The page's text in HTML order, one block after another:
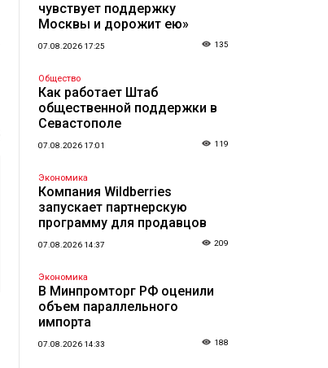
чувствует поддержку
Москвы и дорожит ею»
07.08.2026 17:25 135
Общество
Как работает Штаб
общественной поддержки в
Севастополе
07.08.2026 17:01 119
Экономика
Компания Wildberries
запускает партнерскую
программу для продавцов
07.08.2026 14:37 209
Экономика
В Минпромторг РФ оценили
объем параллельного
импорта
07.08.2026 14:33 188